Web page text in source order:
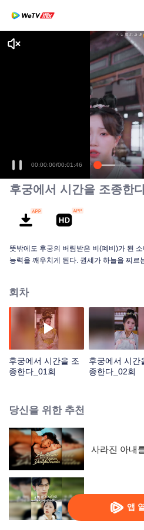
앱
00:00:00/00:01:46
후궁에서 시간을 조종한
뜻밖에도 후궁의 버림받은 비(폐비)가 된
능력을 깨우치게 된다. 권세가 하늘을 찌르
회차
후궁에서 시간을 조
종한다_01회
후궁에서 시간
종한다_02회
당신을 위한 추천
사라진 아내
노점상 10년